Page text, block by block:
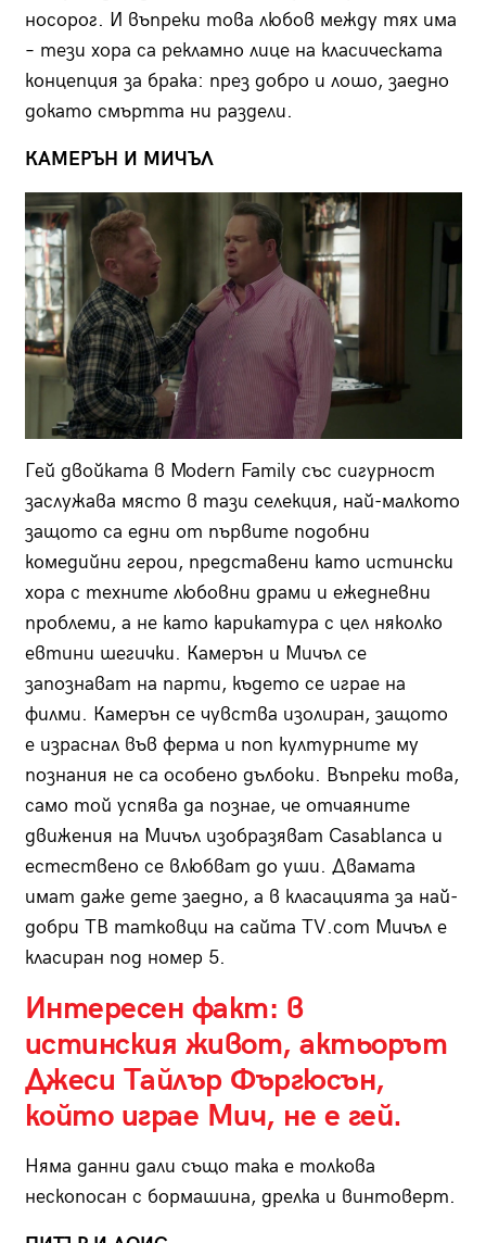
носорог. И въпреки това любов между тях има
– тези хора са рекламно лице на класическата
концепция за брака: през добро и лошо, заедно
докато смъртта ни раздели.
КАМЕРЪН И МИЧЪЛ
Гей двойката в Modern Family със сигурност
заслужава място в тази селекция, най-малкото
защото са едни от първите подобни
комедийни герои, представени като истински
хора с техните любовни драми и ежедневни
проблеми, а не като карикатура с цел няколко
евтини шегички. Камерън и Мичъл се
запознават на парти, където се играе на
филми. Камерън се чувства изолиран, защото
е израснал във ферма и поп културните му
познания не са особено дълбоки. Въпреки това,
само той успява да познае, че отчаяните
движения на Мичъл изобразяват Casablanca и
естествено се влюбват до уши. Двамата
имат даже дете заедно, а в класацията за нaй-
добри ТВ татковци на сайта TV.com Мичъл е
класиран под номер 5.
Интересен факт: в
истинския живот, актьорът
Джеси Тайлър Фъргюсън,
който играе Мич, не е гей.
Няма данни дали също така е толкова
нескопосан с бормашина, дрелка и винтоверт.